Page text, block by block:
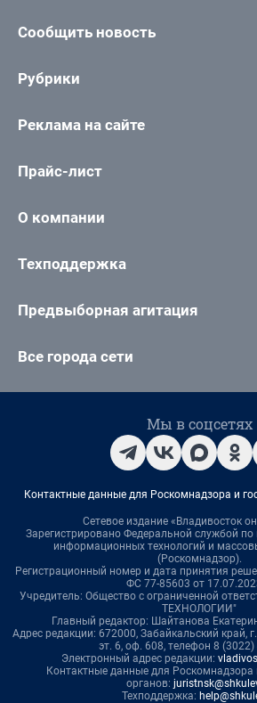
Сообщить новость
Рубрики
Реклама на сайте
Прайс-лист
О компании
Техподдержка
Предвыборная агитация
Все города сети
Мы в соцсетях
Контактные данные для Роскомнадзора и
Сетевое издание «Владивосток
Зарегистрировано Федеральной службой по
информационных технологий и
(Роскомнадзор).
Регистрационный номер и дата принятия
ФС 77-85603 от
Учредитель: Общество с ограниченной
ТЕХНОЛОГИИ"
Главный редактор: Шайтанова
Адрес редакции: 672000, Забайкальский край,
эт. 6, оф. 608, телефон 8 (3022)
Электронный адрес редакции:
Контактные данные для Роскомнадзора
органов:
Техподдержка: